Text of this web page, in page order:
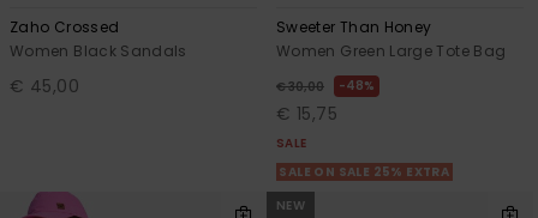
Zaho Crossed
Women Black Sandals
€ 45,00
Sweeter Than Honey
Women Green Large Tote Bag
€ 30,00 48%
€ 15,75
SALE
SALE ON SALE 25% EXTRA
NEW